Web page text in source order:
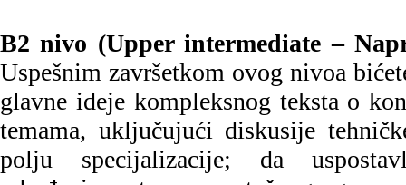
B2 nivo (Upper intermediate –
Uspešnim završetkom ovog nivoa
glavne ideje kompleksnog teksta o
temama, uključujući diskusije
polju specijalizacije; da